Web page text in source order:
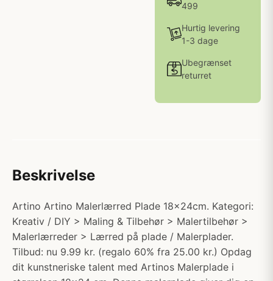
499
Hurtig levering
1-3 dage
Ubegrænset
returret
Beskrivelse
Artino Artino Malerlærred Plade 18x24cm. Kategori:
Kreativ / DIY > Maling & Tilbehør > Malertilbehør >
Malerlærreder > Lærred på plade / Malerplader.
Tilbud: nu 9.99 kr. (regalo 60% fra 25.00 kr.) Opdag
dit kunstneriske talent med Artinos Malerplade i